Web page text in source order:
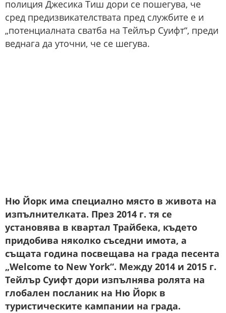
полиция Джесика Тиш дори се пошегува, че
сред предизвикателствата пред службите е и
„потенциалната сватба на Тейлър Суифт“, преди
веднага да уточни, че се шегува.
Ню Йорк има специално място в живота на
изпълнителката. През 2014 г. тя се
установява в квартал Трайбека, където
придобива няколко съседни имота, а
същата година посвещава на града песента
„Welcome to New York“. Между 2014 и 2015 г.
Тейлър Суифт дори изпълнява ролята на
глобален посланик на Ню Йорк в
туристическите кампании на града.